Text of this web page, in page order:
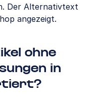
Der Alternativtext
angezeigt.
ohne
in